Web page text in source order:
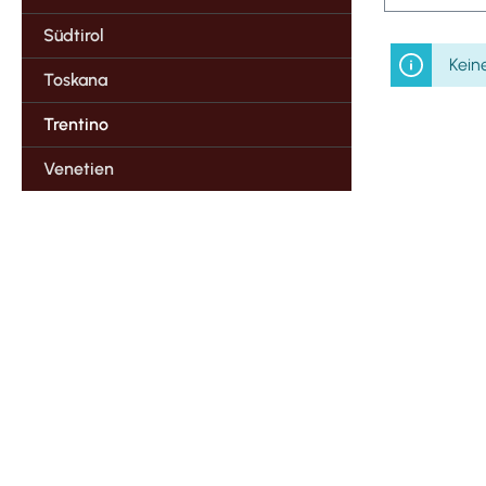
Südtirol
Toskana
Trentino
Venetien